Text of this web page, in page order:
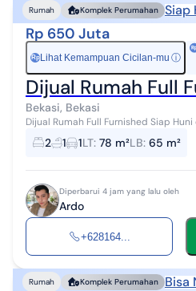
Rumah Komplek Perumahan Siap
Rp 650 Juta
Rp Lihat Kemampuan Cicilan-mu ⓘ
Dijual Rumah Full
Bekasi, Bekasi
Dijual Rumah Full Furnished Siap
Jaya Bekasi Dekat Grand Wisata Rumah minimalis modern dalam
cluster dengan sist...
2 1 1LT: 78 m²LB: 65 m²
Diperbarui 4 jam yang lalu oleh
Ardo
+628164...
Rumah Komplek Perumahan Bisa